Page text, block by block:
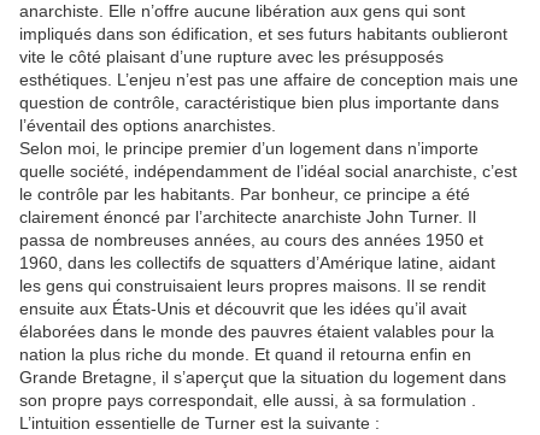
anarchiste. Elle n’offre aucune libération aux gens qui sont
impliqués dans son édification, et ses futurs habitants oublieront
vite le côté plaisant d’une rupture avec les présupposés
esthétiques. L’enjeu n’est pas une affaire de conception mais une
question de contrôle, caractéristique bien plus importante dans
l’éventail des options anarchistes.
Selon moi, le principe premier d’un logement dans n’importe
quelle société, indépendamment de l’idéal social anarchiste, c’est
le contrôle par les habitants. Par bonheur, ce principe a été
clairement énoncé par l’architecte anarchiste John Turner. Il
passa de nombreuses années, au cours des années 1950 et
1960, dans les collectifs de squatters d’Amérique latine, aidant
les gens qui construisaient leurs propres maisons. Il se rendit
ensuite aux États-Unis et découvrit que les idées qu’il avait
élaborées dans le monde des pauvres étaient valables pour la
nation la plus riche du monde. Et quand il retourna enfin en
Grande Bretagne, il s’aperçut que la situation du logement dans
son propre pays correspondait, elle aussi, à sa formulation .
L’intuition essentielle de Turner est la suivante :